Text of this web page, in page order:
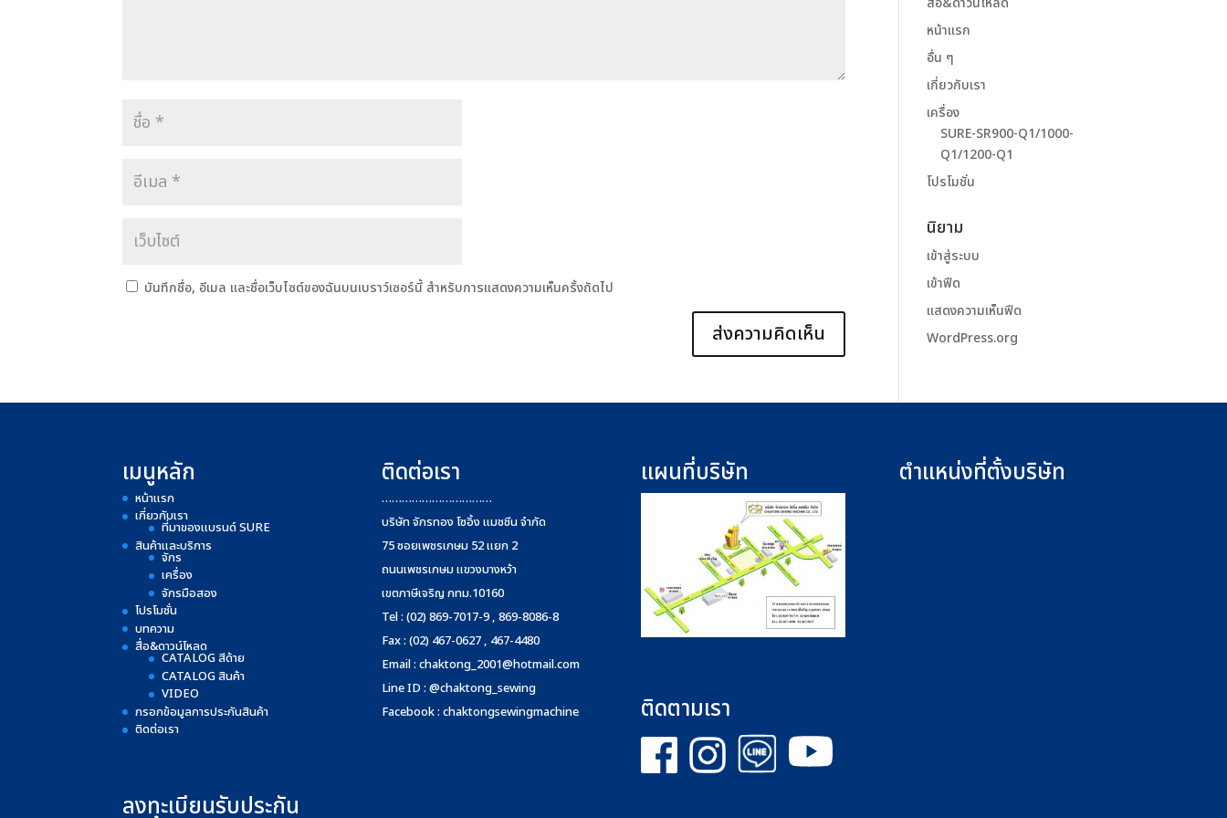
บันทึกชื่อ, อีเมล และชื่อเว็บไซต์ของฉันบนเบราว์เซอร์นี้ สำหรับการแสดงความเห็นครั้งถัดไป
หน้าแรก
อื่น ๆ
เกี่ยวกับเรา
เครื่อง
SURE-SR900-Q1/1000-
Q1/1200-Q1
โปรโมชั่น
นิยาม
เข้าสู่ระบบ
เข้าฟีด
แสดงความเห็นฟีด
WordPress.org
เมนูหลัก
หน้าแรก
เกี่ยวกับเรา
ที่มาของแบรนด์ SURE
สินค้าและบริการ
จักร
เครื่อง
จักรมือสอง
โปรโมชั่น
บทความ
สื่อ&ดาวน์โหลด
CATALOG สีด้าย
CATALOG สินค้า
VIDEO
กรอกข้อมูลการประกันสินค้า
ติดต่อเรา
ลงทะเบียนรับประกัน
ติดต่อเรา
……………………………
บริษัท จักรทอง โซอิ้ง แมชชีน จำกัด
75 ซอยเพชรเกษม 52 แยก 2
ถนนเพชรเกษม แขวงบางหว้า
เขตภาษีเจริญ กทม.10160
Tel : (02) 869-7017-9 , 869-8086-8
Fax : (02) 467-0627 , 467-4480
Email : chaktong_2001@hotmail.com
Line ID : @chaktong_sewing
Facebook : chaktongsewingmachine
แผนที่บริษัท
ติดตามเรา
ตำแหน่งที่ตั้งบริษัท